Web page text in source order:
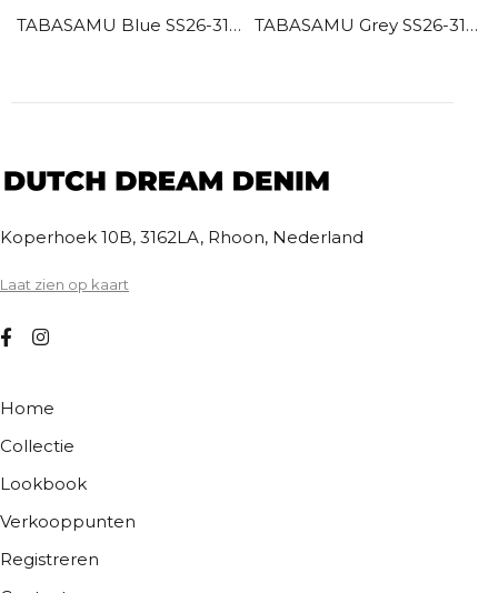
TABASAMU Blue SS26-31B Shorts
TABASAMU Grey SS26-31G Shorts
Koperhoek 10B, 3162LA, Rhoon, Nederland
Laat zien op kaart
Home
Collectie
Lookbook
Verkooppunten
Registreren